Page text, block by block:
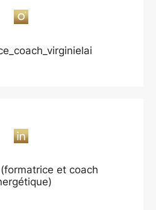
et coach